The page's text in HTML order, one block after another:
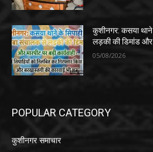
कुशीनगर: कसया थाने
लड़की की डिमांड और
05/08/2026
POPULAR CATEGORY
कुशीनगर समाचार